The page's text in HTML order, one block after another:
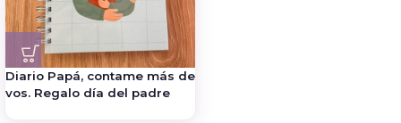
Diario Papá, contame más de
vos. Regalo día del padre